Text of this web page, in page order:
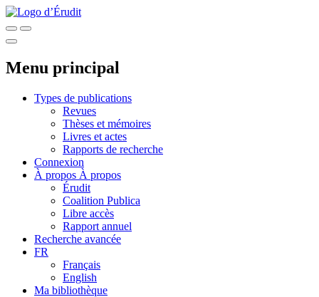
Menu principal
Types de publications
Revues
Thèses et mémoires
Livres et actes
Rapports de recherche
Connexion
À propos À propos
Érudit
Coalition Publica
Libre accès
Rapport annuel
Recherche avancée
FR
Français
English
Ma bibliothèque